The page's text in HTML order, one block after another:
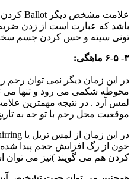
باشد که عبارت است از زدن ضربه
تونی سیته و حس کردن جسم سخت
۳- ۶-۵ ماهگی:
در این زمان دیگر نمی توان رحم
محوطه شکمی می رود و تنها می
موقعیت محل رحم با تو جه به
خون از رگ افزایش حجم پیدا
کردن هم می گویند )نیز می توان